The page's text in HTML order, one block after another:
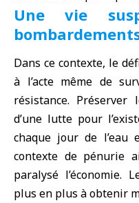
Une vie
Dans ce contexte, le
à l’acte même de
résistance.
d’une lutte pour
chaque jour de
contexte de pénurie
paralysé l’économie.
plus en plus à obtenir